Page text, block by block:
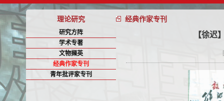
理论研究 经典作家专刊
研究方阵
学术专著
文物撷英
经典作家专刊
青年批评家专刊
【徐迟